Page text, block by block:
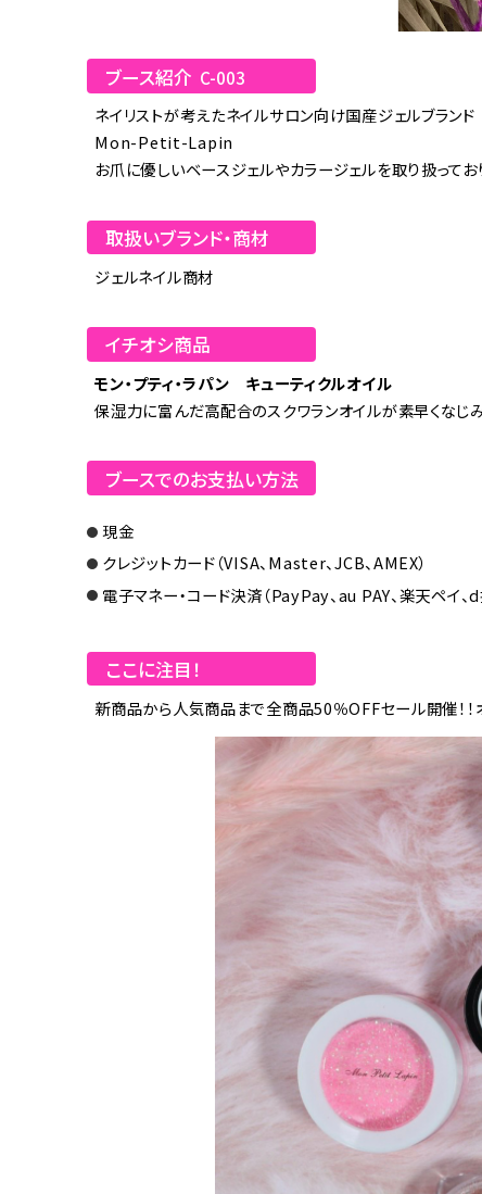
ブース紹介 C-003
ネイリストが考えたネイルサロン向け国産ジェルブランド
Mon-Petit-Lapin
お爪に優しいベースジェルやカラージェルを取り扱って
取扱いブランド・商材
ジェルネイル商材
イチオシ商品
モン・プティ・ラパン キューティクルオイル
保湿力に富んだ高配合のスクワランオイルが素早くなじ
ブースでのお支払い方法
現金
クレジットカード（VISA、Master、JCB、AMEX）
電子マネー・コード決済（PayPay、au PAY、楽天ペイ、d
ここに注目！
新商品から人気商品まで全商品50％OFFセール開催！